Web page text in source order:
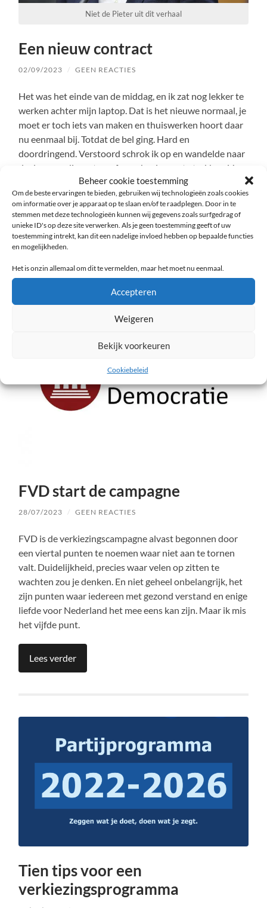
Beheer cookie toestemming
Om de beste ervaringen te bieden, gebruiken wij technologieën zoals cookies
om informatie over je apparaat op te slaan en/of te raadplegen. Door in te
stemmen met deze technologieën kunnen wij gegevens zoals surfgedrag of
unieke ID's op deze site verwerken. Als je geen toestemming geeft of uw
toestemming intrekt, kan dit een nadelige invloed hebben op bepaalde functies
en mogelijkheden.
Het is onzin allemaal om dit te vermelden, maar het moet nu eenmaal.
Accepteren
Weigeren
Bekijk voorkeuren
Cookiebeleid
Niet de Pieter uit dit verhaal
Een nieuw contract
02/09/2023 / GEEN REACTIES
Het was het einde van de middag, en ik zat nog lekker te
werken achter mijn laptop. Dat is het nieuwe normaal, je
moet er toch iets van maken en thuiswerken hoort daar
nu eenmaal bij. Totdat de bel ging. Hard en
doordringend. Verstoord schrok ik op en wandelde naar
de deur om die met een ferme haal open te trekken. Voor
me stond een nette vijftiger in een keurig maar ietwat
oubollig pak. De vijftiger begon: “Goedemiddag
mijnheer, ik kom uw nieuwe contract brengen”.
Lees verder
FVD start de campagne
28/07/2023 / GEEN REACTIES
FVD is de verkiezingscampagne alvast begonnen door
een viertal punten te noemen waar niet aan te tornen
valt. Duidelijkheid, precies waar velen op zitten te
wachten zou je denken. En niet geheel onbelangrijk, het
zijn punten waar iedereen met gezond verstand en enige
liefde voor Nederland het mee eens kan zijn. Maar ik mis
het vijfde punt.
Lees verder
Tien tips voor een
verkiezingsprogramma